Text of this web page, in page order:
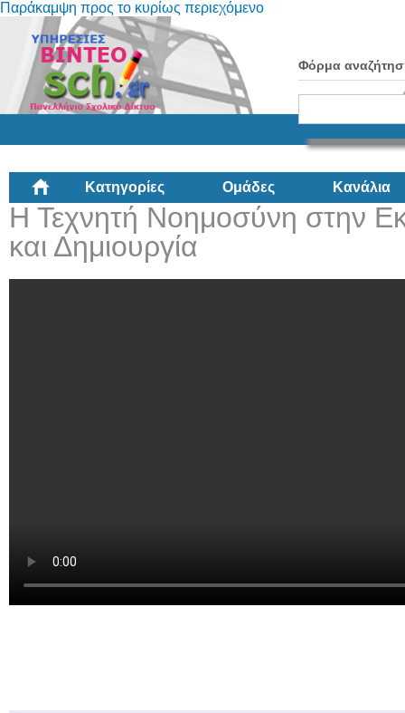
Παράκαμψη προς το κυρίως περιεχόμενο
Φόρμα
Κατηγορίες Ομάδες Κανάλια
Η Τεχνητή Νοημοσύνη στην
και Δημιουργία